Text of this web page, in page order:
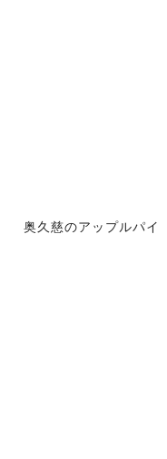
奥久慈のアップルパイ